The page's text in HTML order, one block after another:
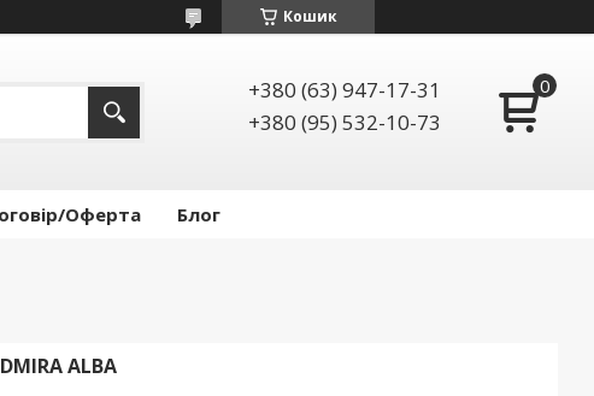
Кошик
+380 (63) 947-17-31
+380 (95) 532-10-73
Оферта Блог
ALBA